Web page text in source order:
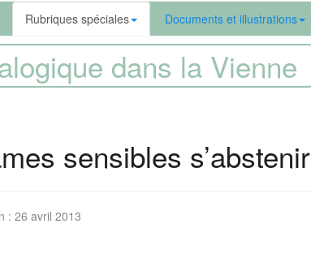
Rubriques spéciales Documents et illustrations
dans la Vienne
sensibles s’abstenir
: 26 avril 2013